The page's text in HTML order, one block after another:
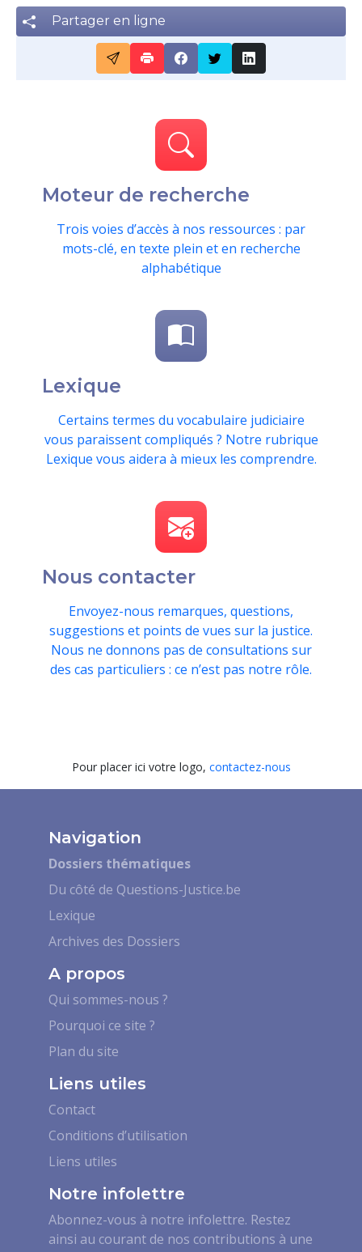
Partager en ligne
Moteur de recherche
Trois voies d’accès à nos ressources : par
mots-clé, en texte plein et en recherche
alphabétique
Lexique
Certains termes du vocabulaire judiciaire
vous paraissent compliqués ? Notre rubrique
Lexique vous aidera à mieux les comprendre.
Nous contacter
Envoyez-nous remarques, questions,
suggestions et points de vues sur la justice.
Nous ne donnons pas de consultations sur
des cas particuliers : ce n’est pas notre rôle.
Pour placer ici votre logo, contactez-nous
Navigation
Dossiers thématiques
Du côté de Questions-Justice.be
Lexique
Archives des Dossiers
A propos
Qui sommes-nous ?
Pourquoi ce site ?
Plan du site
Liens utiles
Contact
Conditions d’utilisation
Liens utiles
Notre infolettre
Abonnez-vous à notre infolettre. Restez
ainsi au courant de nos contributions à une